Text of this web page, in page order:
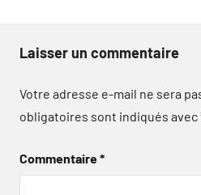
Laisser un commentaire
Votre adresse e-mail ne sera
obligatoires sont indiqués avec
Commentaire*